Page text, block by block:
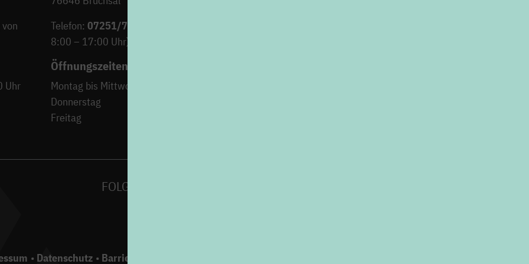
Uhr
Telefon:07251/706-222
8:00 – 17:00 Uhr)
Öffnungszeiten
Montag bis Mittwoch
Donnerstag
Freitag
FOLGEN SIE UNS AUF
Datenschutz Barrierefreiheit